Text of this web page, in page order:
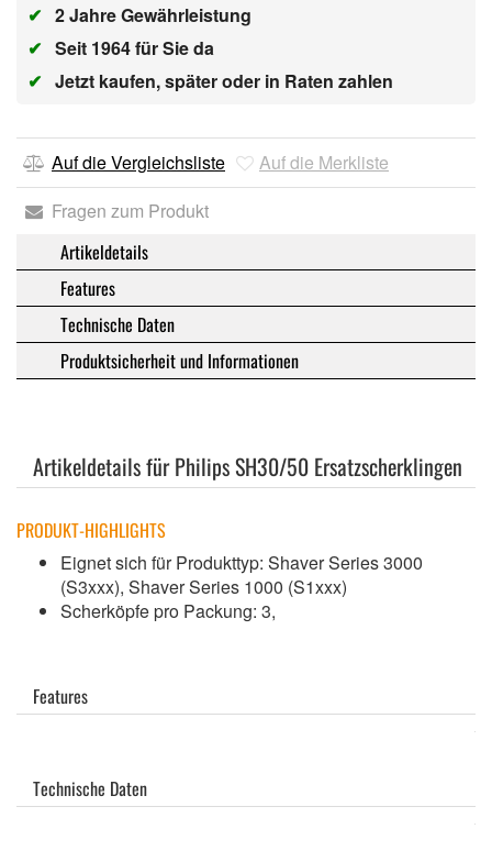
✔ 2 Jahre Gewährleistung
✔ Seit 1964 für Sie da
✔ Jetzt kaufen, später oder in Raten zahlen
Auf die Vergleichsliste
Auf die Merkliste
Fragen zum Produkt
Artikeldetails
Features
Technische Daten
Produktsicherheit und Informationen
Artikeldetails für Philips SH30/50 Ersatzscherklingen
PRODUKT-HIGHLIGHTS
Eignet sich für Produkttyp: Shaver Series 3000
(S3xxx), Shaver Series 1000 (S1xxx)
Scherköpfe pro Packung: 3,
Features
Technische Daten